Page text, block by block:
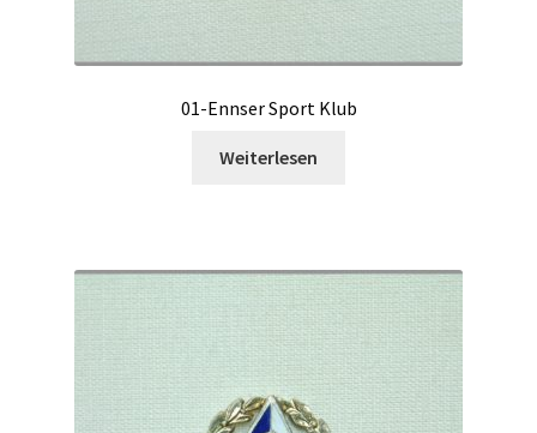
01-Ennser Sport Klub
Weiterlesen